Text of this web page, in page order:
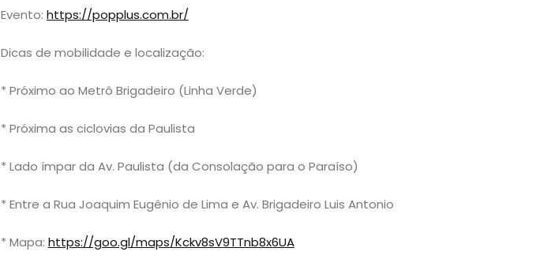
Turismo
Evento: https://popplus.com.br/
Dicas de mobilidade e localização:
* Próximo ao Metrô Brigadeiro (Linha Verde)
* Próxima as ciclovias da Paulista
* Lado ímpar da Av. Paulista (da Consolação para o Paraíso)
* Entre a Rua Joaquim Eugênio de Lima e Av. Brigadeiro Luis Antonio
* Mapa: https://goo.gl/maps/Kckv8sV9TTnb8x6UA